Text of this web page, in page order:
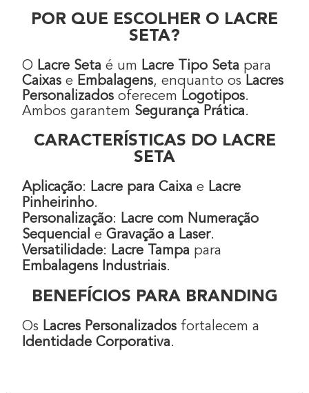
POR QUE ESCOLHER O LACRE
SETA?
O Lacre Seta é um Lacre Tipo Seta para
Caixas e Embalagens, enquanto os Lacres
Personalizados oferecem Logotipos.
Ambos garantem Segurança Prática.
CARACTERÍSTICAS DO LACRE
SETA
Aplicação: Lacre para Caixa e Lacre
Pinheirinho.
Personalização: Lacre com Numeração
Sequencial e Gravação a Laser.
Versatilidade: Lacre Tampa para
Embalagens Industriais.
BENEFÍCIOS PARA BRANDING
Os Lacres Personalizados fortalecem a
Identidade Corporativa.